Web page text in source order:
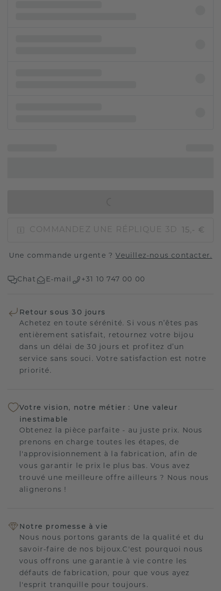
COMMANDEZ UNE RÉPLIQUE 3D 15,- €
Une commande urgente ?Veuillez-nous contacter.
Chat E-mail +31 10 747 00 00
Retour sous 30 jours
Achetez en toute sérénité. Si vous n’êtes pas
entièrement satisfait, retournez votre bijou
dans un délai de 30 jours et profitez d’un
service sans souci. Votre satisfaction est notre
priorité.
Votre vision, notre métier : Une valeur
inestimable
Obtenez la pièce parfaite - au juste prix. Nous
prenons en charge toutes les étapes, de
l'approvisionnement à la fabrication, afin de
vous garantir le prix le plus bas. Vous avez
trouvé une meilleure offre ailleurs ? Nous nous
alignerons !
Notre promesse à vie
Nous nous portons garants de la qualité et du
savoir-faire de nos bijoux.C'est pourquoi nous
vous offrons une garantie à vie contre les
défauts de fabrication, pour que vous ayez
l'esprit tranquille pour toujours.